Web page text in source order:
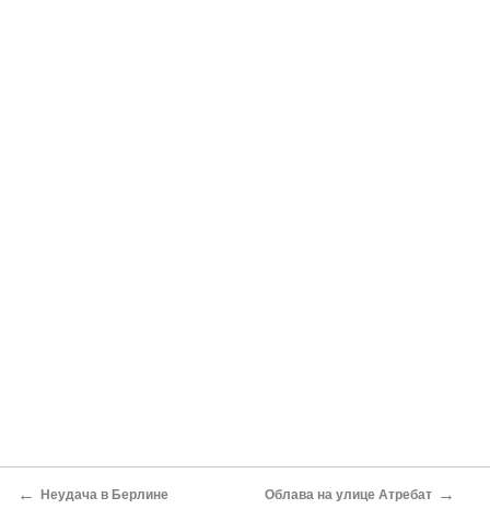
← Неудача в Берлине Облава на улице Атребат →